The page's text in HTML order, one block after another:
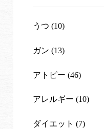
うつ (10)
ガン (13)
アトピー (46)
アレルギー (10)
ダイエット (7)